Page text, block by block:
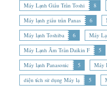
Máy Lạnh Giấu Trần Toshi
8
Máy lạnh giấu trần Panas
6
Máy lạnh Toshiba
6 Máy
Máy Lạnh Âm Trần Daikin F
5
Máy lạnh Panasonic
5 Máy
diện tích sử dụng Máy lạ
5